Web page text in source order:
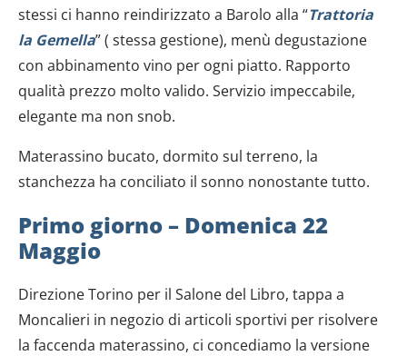
stessi ci hanno reindirizzato a Barolo alla “Trattoria
la Gemella” ( stessa gestione), menù degustazione
con abbinamento vino per ogni piatto. Rapporto
qualità prezzo molto valido. Servizio impeccabile,
elegante ma non snob.
Materassino bucato, dormito sul terreno, la
stanchezza ha conciliato il sonno nonostante tutto.
Primo giorno – Domenica 22
Maggio
Direzione Torino per il Salone del Libro, tappa a
Moncalieri in negozio di articoli sportivi per risolvere
la faccenda materassino, ci concediamo la versione